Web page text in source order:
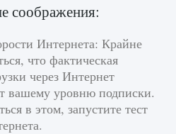
соображения:
Интернета: Крайне
что фактическая
через Интернет
вашему уровню подписки.
в этом, запустите тест